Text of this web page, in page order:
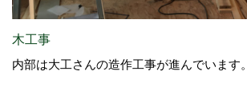
木工事
内部は大工さんの造作工事が進んでいます。